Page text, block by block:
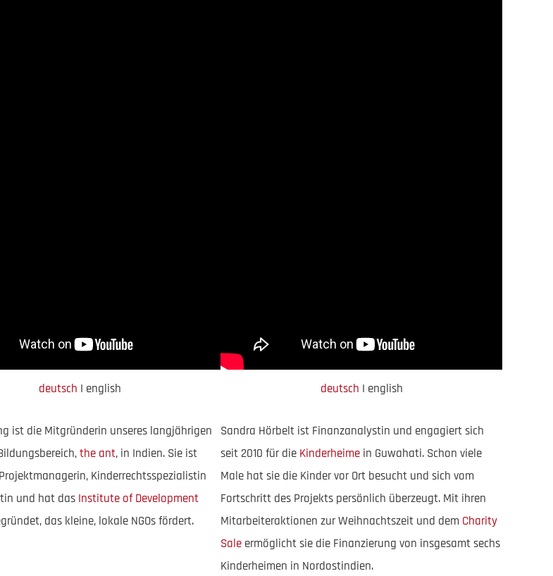
deutsch I english
ist die Mitgründerin unseres langjährigen
the ant, in Indien. Sie ist
Kinderrechtsspezialistin
und hat das Institute of Development
das kleine, lokale NGOs fördert.
deutsch I english
Sandra Hörbelt ist Finanzanalystin und engagiert sich
seit 2010 für die Kinderheime in Guwahati. Schon viele
Male hat sie die Kinder vor Ort besucht und sich vom
Fortschritt des Projekts persönlich überzeugt. Mit ihren
Mitarbeiteraktionen zur Weihnachtszeit und dem Charity
Sale ermöglicht sie die Finanzierung von insgesamt sechs
Kinderheimen in Nordostindien.